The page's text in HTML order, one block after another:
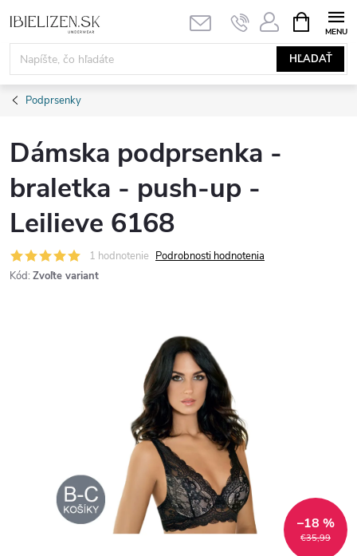
na
obsah
HĽADAŤ
KOŠÍK
Podprsenky
Dámska podprsenka -
braletka - push-up -
Leilieve 6168
1 hodnotenie Podrobnosti hodnotenia
Kód: Zvoľte variant
€35,99
–18 %